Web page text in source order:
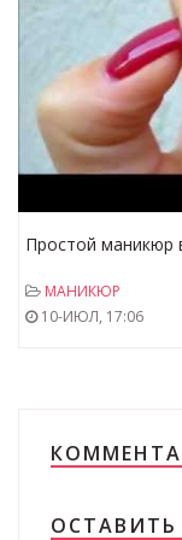
Простой маникюр
МАНИКЮР
10-ИЮЛ, 17:06